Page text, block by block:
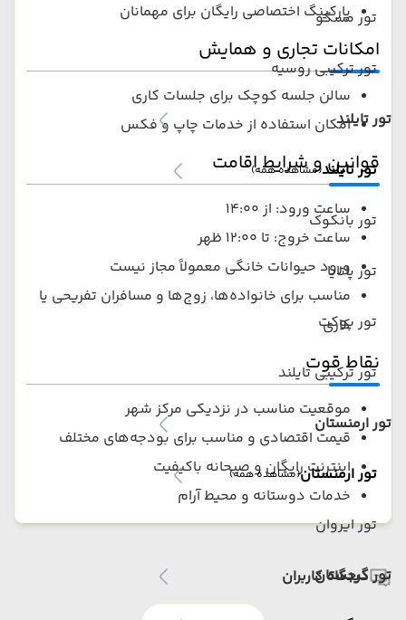
تور مسکو
تور ترکیبی روسیه
تور تایلند
تور تایلند(مشاهده همه)
تور بانکوک
تور پاتایا
تور پوکت
تور ترکیبی تایلند
تور ارمنستان
تور ارمنستان(مشاهده همه)
تور ایروان
تور گرجستان
پارکینگ اختصاصی رایگان برای مهمانان
امکانات تجاری و همایش
سالن جلسه کوچک برای جلسات کاری
امکان استفاده از خدمات چاپ و فکس
قوانین و شرایط اقامت
ساعت ورود: از ۱۴:۰۰
ساعت خروج: تا ۱۲:۰۰ ظهر
ورود حیوانات خانگی معمولاً مجاز نیست
مناسب برای خانواده‌ها، زوج‌ها و مسافران تفریحی یا
کاری
نقاط قوت
موقعیت مناسب در نزدیکی مرکز شهر
قیمت اقتصادی و مناسب برای بودجه‌های مختلف
اینترنت رایگان و صبحانه باکیفیت
خدمات دوستانه و محیط آرام
دیدگاه کاربران